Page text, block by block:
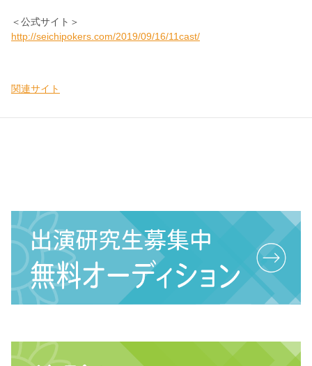
＜公式サイト＞
http://seichipokers.com/2019/09/16/11cast/
関連サイト